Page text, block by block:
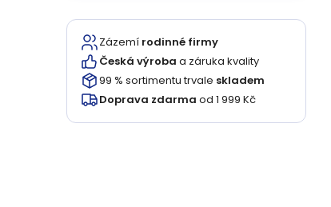
Zázemí rodinné firmy
Česká výroba a záruka kvality
99 % sortimentu trvale skladem
Doprava zdarma od 1 999 Kč